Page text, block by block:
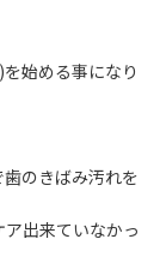
始める事になり
のきばみ汚れを
出来ていなかっ